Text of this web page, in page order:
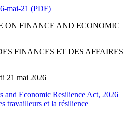
mai-21 (PDF)
ON FINANCE AND ECONOMIC
FINANCES ET DES AFFAIRES
21 mai 2026
and Economic Resilience Act, 2026
travailleurs et la résilience